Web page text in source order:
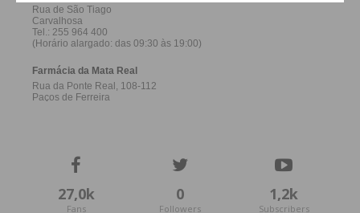
27,0k
Fans
0
Followers
1,2k
Subscribers